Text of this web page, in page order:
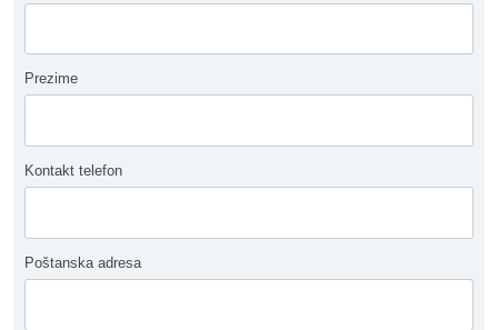
Prezime
Kontakt telefon
Poštanska adresa